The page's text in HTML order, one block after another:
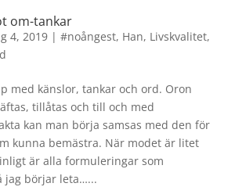
om-tankar
4, 2019| #noångest, Han, Livskvalitet,
med känslor, tankar och ord. Oron
tillåtas och till och med
kan man börja samsas med den för
kunna bemästra. När modet är litet
är alla formuleringar som
jag börjar leta…...